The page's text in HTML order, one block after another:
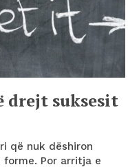
drejt suksesit
që nuk dëshiron
forme. Por arritja e